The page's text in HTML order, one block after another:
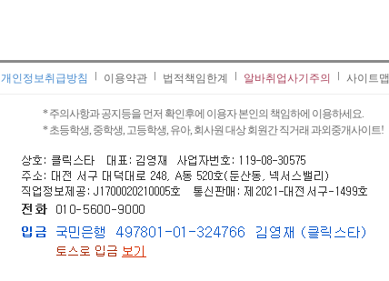
개인정보취급방침 이용약관 법적책임한계 알바취업사기주의 사이트맵
* 주의사항과 공지등을 먼저 확인후에 이용자 본인의 책임하에 이용하세요.
* 초등학생, 중학생, 고등학생, 유아, 회사원 대상 회원간 직거래 과외중개사이트!